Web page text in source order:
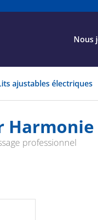
Nous
ajustables électriques
Harmonie
professionnel